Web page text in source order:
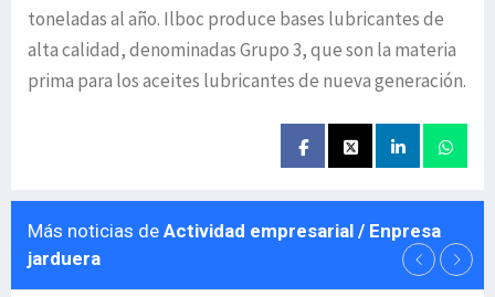
toneladas al año. Ilboc produce bases lubricantes de
alta calidad, denominadas Grupo 3, que son la materia
prima para los aceites lubricantes de nueva generación.
Más noticias de Actividad empresarial / Enpresa
jarduera